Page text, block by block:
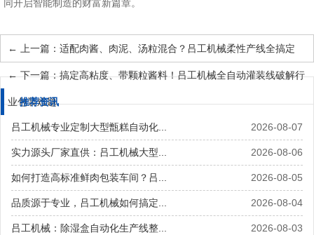
同开启智能制造的财富新篇章。
← 上一篇：适配肉酱、肉泥、汤粒混合？吕工机械柔性产线全搞定
←下一篇：搞定高粘度、带颗粒酱料！吕工机械全自动灌装线破解行
业包装难题
推荐资讯
2026-08-07
吕工机械专业定制大型甑糕自动化...
2026-08-06
实力源头厂家直供：吕工机械大型...
2026-08-05
如何打造高标准鲜肉包装车间？吕...
2026-08-04
品质源于专业，吕工机械如何搞定...
2026-08-03
吕工机械：除湿盒自动化生产线整...